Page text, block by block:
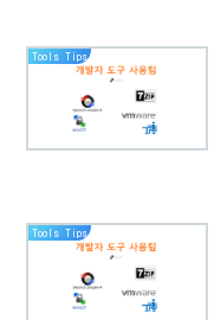
Tools Tips
Tools Tips